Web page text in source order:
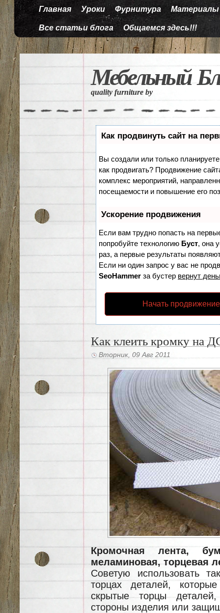
Главная Уроки Фурнитура Материалы
Все статьи блога Общаемся здесь!!!
Мебельный
quality furniture by
Как продвинуть сайт на
Вы создали или только
как продвигать? Продвижение
комплекс мероприятий,
посещаемости и повышение его
Ускорение продвижения
Если вам трудно попасть на
попробуйте технологию Буст, она
раз, а первые результаты
Если ни один запрос у вас не
SeoHammer за бустер вернут
Начать
Как клеить кромку на
Вторник, 09 Авг 2011
Кромочная лента,
меламиновая, торцевая
Советую использовать
торцах деталей,
скрытые торцы
стороны изделия или